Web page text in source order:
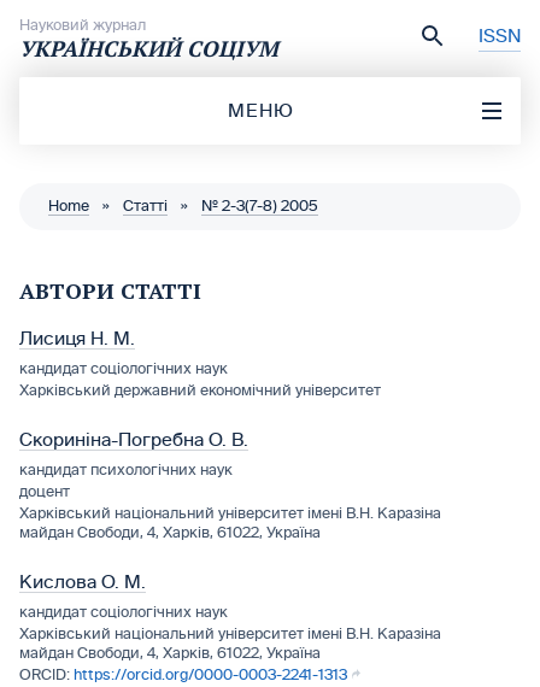
Науковий журнал
УКРАЇНСЬКИЙ СОЦІУМ ISSN
МЕНЮ
Home » Статті » № 2-3(7-8) 2005
АВТОРИ СТАТТІ
Лисиця Н. М.
кандидат соціологічних наук
Харківський державний економічний університет
Скориніна-Погребна О. В.
кандидат психологічних наук
доцент
Харківський національний університет імені В.Н. Каразіна
майдан Свободи, 4, Харків, 61022, Україна
Кислова О. М.
кандидат соціологічних наук
Харківський національний університет імені В.Н. Каразіна
майдан Свободи, 4, Харків, 61022, Україна
https://orcid.org/0000-0003-2241-1313